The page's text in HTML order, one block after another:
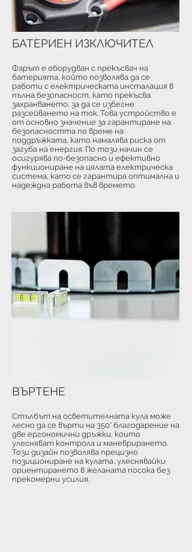
Фарът е оборудван с прекъсвач на
батерията, който позволява да се
работи с електрическата инсталация в
пълна безопасност, като прекъсва
захранването, за да се избегне
разсейването на ток. Това устройство е
от основно значение за гарантиране на
безопасността по време на
поддръжката, като намалява риска от
загуба на енергия. По този начин се
осигурява по-безопасно и ефективно
функциониране на цялата електрическа
система, като се гарантира оптимална и
надеждна работа във времето.
БАТЕРИЕН ИЗКЛЮЧИТЕЛ
Стълбът на осветителната кула може
лесно да се върти на 350° благодарение на
две ергономични дръжки, които
улесняват контрола и маневрирането.
Този дизайн позволява прецизно
позициониране на кулата, улеснявайки
ориентирането в желаната посока без
прекомерни усилия.
ВЪРТЕНЕ